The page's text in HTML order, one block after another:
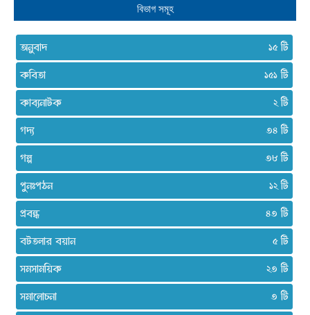
বিভাগ সমূহ
অনুবাদ
১৫
কবিতা
১৫১
কাব্যনাটক
২
গদ্য
৩৪
গল্প
৩৮
পুনঃপঠন
১২
প্রবন্ধ
৪৩
বটতলার বয়ান
৫
সমসাময়িক
২৩
সমালোচনা
৩